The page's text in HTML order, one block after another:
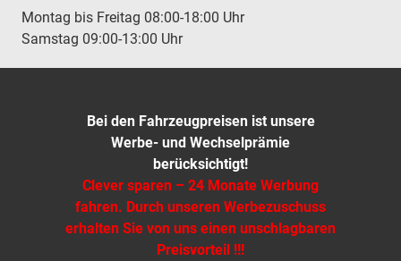
Montag bis Freitag 08:00-18:00 Uhr
Samstag 09:00-13:00 Uhr
Bei den Fahrzeugpreisen ist unsere
Werbe- und Wechselprämie
berücksichtigt!
Clever sparen – 24 Monate Werbung
fahren. Durch unseren Werbezuschuss
erhalten Sie von uns einen unschlagbaren
Preisvorteil !!!